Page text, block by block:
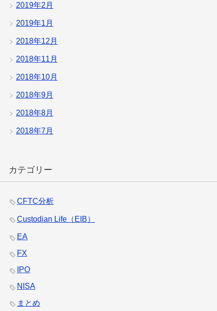
2019年2月
2019年1月
2018年12月
2018年11月
2018年10月
2018年9月
2018年8月
2018年7月
カテゴリー
CFTC分析
Custodian Life（EIB）
EA
FX
IPO
NISA
まとめ